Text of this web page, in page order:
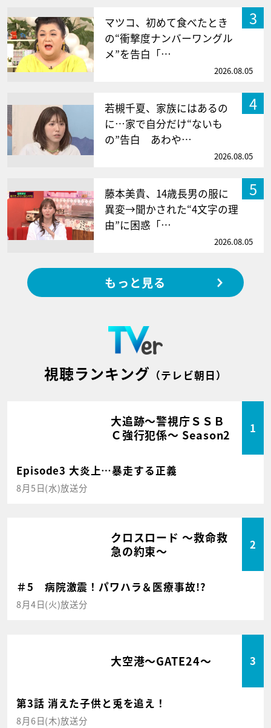
3
マツコ、初めて食べたとき
の“衝撃度ナンバーワングル
メ”を告白「…
2026.08.05
4
若槻千夏、家族にはあるの
に…家で自分だけ“ないも
の”告白 あわや…
2026.08.05
5
藤本美貴、14歳長男の服に
異変→聞かされた“4文字の理
由”に困惑「…
2026.08.05
もっと見る
視聴ランキング （テレビ朝日）
大追跡～警視庁ＳＳＢ
Ｃ強行犯係～ Season2
1
Episode3 大炎上…暴走する正義
8月5日(水)放送分
クロスロード ～救命救
急の約束～
2
＃5 病院激震！パワハラ＆医療事故!?
8月4日(火)放送分
大空港～GATE24～ 3
第3話 消えた子供と兎を追え！
8月6日(木)放送分